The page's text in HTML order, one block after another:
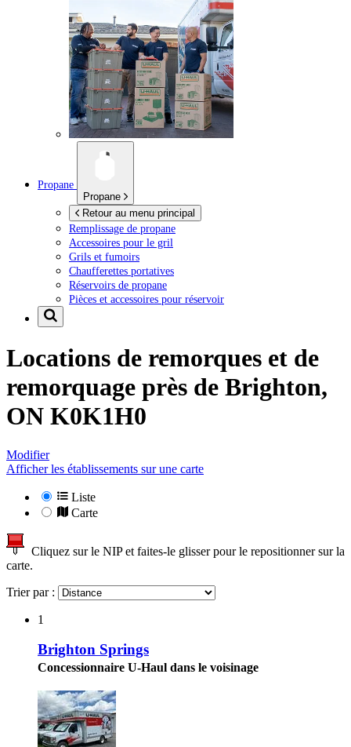
Propane
Propane
Retour au menu principal
Remplissage de propane
Accessoires pour le gril
Grils et fumoirs
Chaufferettes portatives
Réservoirs de propane
Pièces et accessoires pour réservoir
Locations de remorques et de
remorquage près de Brighton,
ON K0K1H0
Modifier
Afficher les établissements sur une carte
Liste
Carte
Cliquez sur le NIP et faites-le glisser pour le repositionner sur la
carte.
Trier par :
1
Brighton Springs
Concessionnaire U-Haul dans le voisinage